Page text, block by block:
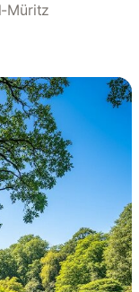
Müritz